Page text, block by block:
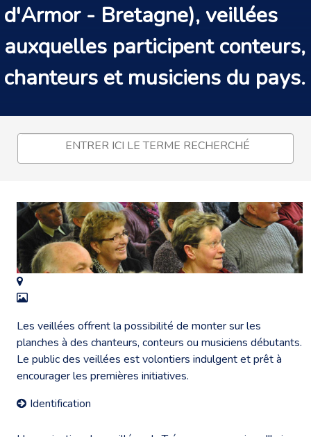
d'Armor - Bretagne), veillées
auxquelles participent conteurs,
chanteurs et musiciens du pays.
Les veillées offrent la possibilité de monter sur les
planches à des chanteurs, conteurs ou musiciens débutants.
Le public des veillées est volontiers indulgent et prêt à
encourager les premières initiatives.
Identification